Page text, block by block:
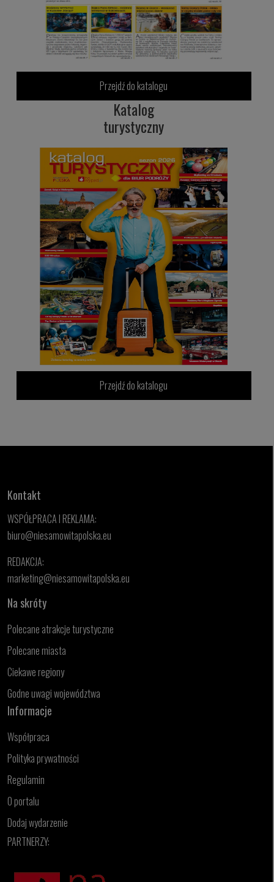
Przejdź do katalogu
Katalog
turystyczny
Przejdź do katalogu
Kontakt
WSPÓŁPRACA I REKLAMA:
biuro@niesamowitapolska.eu
REDAKCJA:
marketing@niesamowitapolska.eu
Na skróty
Polecane atrakcje turystyczne
Polecane miasta
Ciekawe regiony
Godne uwagi województwa
Informacje
Współpraca
Polityka prywatności
Regulamin
O portalu
Dodaj wydarzenie
PARTNERZY: